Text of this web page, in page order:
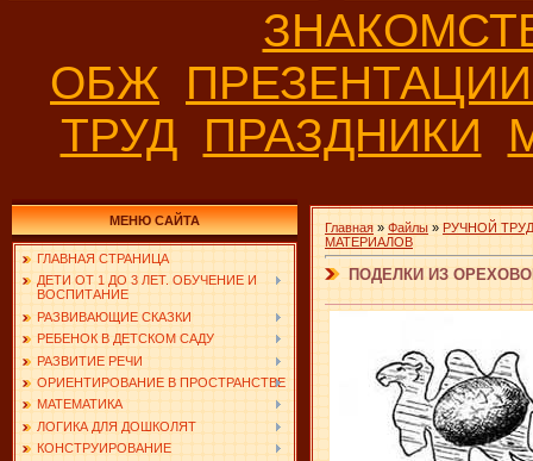
ОБЖ
ТРУД ПРАЗДНИКИ
МЕНЮ САЙТА
ГЛАВНАЯ СТРАНИЦА
ДЕТИ ОТ 1 ДО 3 ЛЕТ. ОБУЧЕНИЕ И
ВОСПИТАНИЕ
РАЗВИВАЮЩИЕ СКАЗКИ
РЕБЕНОК В ДЕТСКОМ САДУ
РАЗВИТИЕ РЕЧИ
ОРИЕНТИРОВАНИЕ В ПРОСТРАНСТВЕ
МАТЕМАТИКА
ЛОГИКА ДЛЯ ДОШКОЛЯТ
КОНСТРУИРОВАНИЕ
Главная » Файлы » РУЧНОЙ ТРУД
МАТЕРИАЛОВ
ПОДЕЛКИ ИЗ